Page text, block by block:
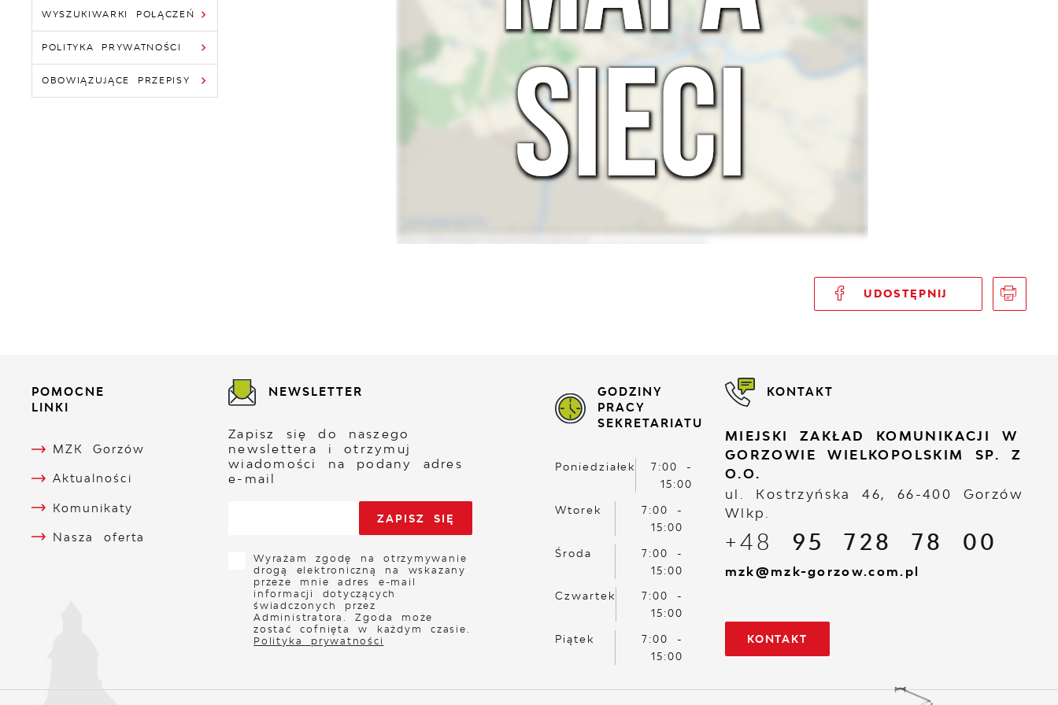
WYSZUKIWARKI POŁĄCZEŃ
POLITYKA PRYWATNOŚCI
OBOWIĄZUJĄCE PRZEPISY
UDOSTĘPNIJ
POMOCNE
LINKI
MZK Gorzów
Aktualności
Komunikaty
Nasza oferta
NEWSLETTER
Zapisz się do naszego
newslettera i otrzymuj
wiadomości na podany adres
e-mail
Wyrażam zgodę na otrzymywanie
drogą elektroniczną na wskazany
przeze mnie adres e-mail
informacji dotyczących
świadczonych przez
Administratora. Zgoda może
zostać cofnięta w każdym czasie.
Polityka prywatności
GODZINY
PRACY
SEKRETARIATU
Poniedziałek
7:00 -
15:00
Wtorek
7:00 -
15:00
Środa
7:00 -
15:00
Czwartek
7:00 -
15:00
Piątek
7:00 -
15:00
KONTAKT
MIEJSKI ZAKŁAD KOMUNIKACJI W
GORZOWIE WIELKOPOLSKIM SP. Z
O.O.
ul. Kostrzyńska 46, 66-400 Gorzów
Wlkp.
+48 95 728 78 00
mzk@mzk-gorzow.com.pl
KONTAKT